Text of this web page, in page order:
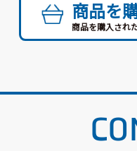
商品を
商品を購入され